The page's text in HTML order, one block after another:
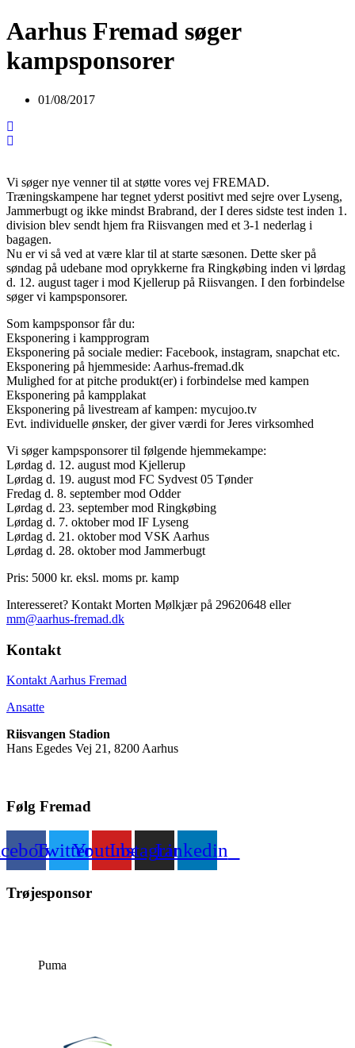
Aarhus Fremad søger
kampsponsorer
01/08/2017
Vi søger nye venner til at støtte vores vej FREMAD.
Træningskampene har tegnet yderst positivt med sejre over Lyseng,
Jammerbugt og ikke mindst Brabrand, der I deres sidste test inden 1.
division blev sendt hjem fra Riisvangen med et 3-1 nederlag i
bagagen.
Nu er vi så ved at være klar til at starte sæsonen. Dette sker på
søndag på udebane mod oprykkerne fra Ringkøbing inden vi lørdag
d. 12. august tager i mod Kjellerup på Riisvangen. I den forbindelse
søger vi kampsponsorer.
Som kampsponsor får du:
Eksponering i kampprogram
Eksponering på sociale medier: Facebook, instagram, snapchat etc.
Eksponering på hjemmeside: Aarhus-fremad.dk
Mulighed for at pitche produkt(er) i forbindelse med kampen
Eksponering på kampplakat
Eksponering på livestream af kampen: mycujoo.tv
Evt. individuelle ønsker, der giver værdi for Jeres virksomhed
Vi søger kampsponsorer til følgende hjemmekampe:
Lørdag d. 12. august mod Kjellerup
Lørdag d. 19. august mod FC Sydvest 05 Tønder
Fredag d. 8. september mod Odder
Lørdag d. 23. september mod Ringkøbing
Lørdag d. 7. oktober mod IF Lyseng
Lørdag d. 21. oktober mod VSK Aarhus
Lørdag d. 28. oktober mod Jammerbugt
Pris: 5000 kr. eksl. moms pr. kamp
Interesseret? Kontakt Morten Mølkjær på 29620648 eller
mm@aarhus-fremad.dk
Kontakt
Kontakt Aarhus Fremad
Ansatte
Riisvangen Stadion
Hans Egedes Vej 21, 8200 Aarhus
Følg Fremad
TwitterYoutubeInstagramLinkedin
Trøjesponsor
Puma